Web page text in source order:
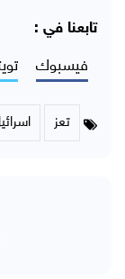
تابعنا في :
فيسبوك
تعز